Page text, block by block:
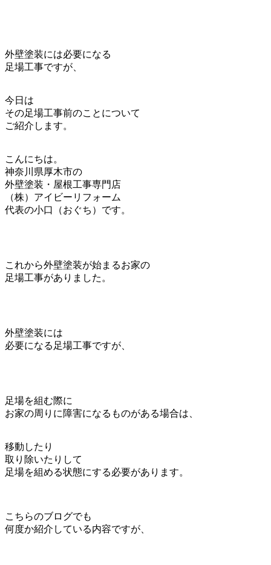
外壁塗装には必要になる
足場工事ですが、
今日は
その足場工事前のことについて
ご紹介します。
こんにちは。
神奈川県厚木市の
外壁塗装・屋根工事専門店
（株）アイビーリフォーム
代表の小口（おぐち）です。
これから外壁塗装が始まるお家の
足場工事がありました。
外壁塗装には
必要になる足場工事ですが、
足場を組む際に
お家の周りに障害になるものがある場合は、
移動したり
取り除いたりして
足場を組める状態にする必要があります。
こちらのブログでも
何度か紹介している内容ですが、